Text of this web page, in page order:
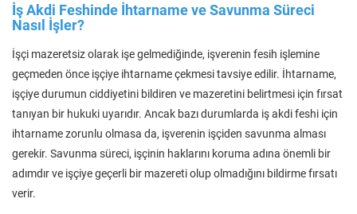
İş Akdi Feshinde İhtarname ve Savunma Süreci
Nasıl İşler?
İşçi mazeretsiz olarak işe gelmediğinde, işverenin fesih işlemine
geçmeden önce işçiye ihtarname çekmesi tavsiye edilir. İhtarname,
işçiye durumun ciddiyetini bildiren ve mazeretini belirtmesi için fırsat
tanıyan bir hukuki uyarıdır. Ancak bazı durumlarda iş akdi feshi için
ihtarname zorunlu olmasa da, işverenin işçiden savunma alması
gerekir. Savunma süreci, işçinin haklarını koruma adına önemli bir
adımdır ve işçiye geçerli bir mazereti olup olmadığını bildirme fırsatı
verir.